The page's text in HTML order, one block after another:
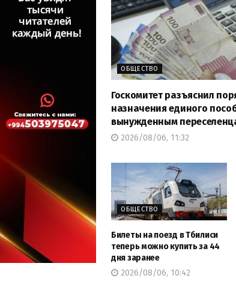
ОБЩЕСТВО
Госкомитет разъяснил
назначения единого
вынужденным
2026/08/06, 11:32
ОБЩЕСТВО
Билеты на поезд в Тбилиси
теперь можно купить за 44
дня заранее
2026/08/06, 10:42